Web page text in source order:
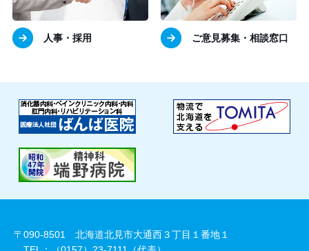
人事・採用 ご意見募集・相談窓口
〒090-8501 北海道北見市大通西３丁目１番地１